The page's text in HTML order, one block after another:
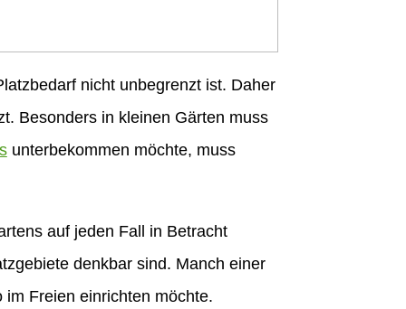
nicht unbegrenzt ist. Daher
Besonders in kleinen Gärten muss
unterbekommen möchte, muss
auf jeden Fall in Betracht
denkbar sind. Manch einer
Freien einrichten möchte.